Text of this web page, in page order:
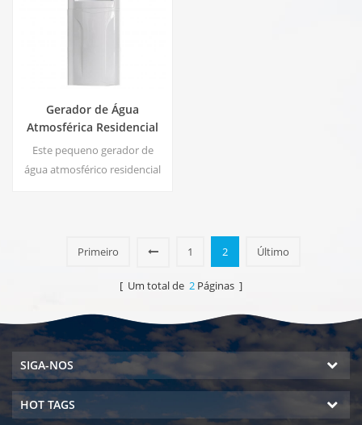
Gerador de Água
Atmosférica Residencial
HE-88C
Este pequeno gerador de
água atmosférico residencial
Capacidade de
Primeiro 1 2 Último
[ Um total de 2 Páginas ]
SIGA-NOS
HOT TAGS